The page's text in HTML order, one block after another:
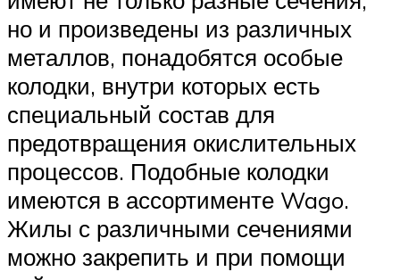
но и произведены из различных
металлов, понадобятся особые
колодки, внутри которых есть
специальный состав для
предотвращения окислительных
процессов. Подобные колодки
имеются в ассортименте Wago.
Жилы с различными сечениями
можно закрепить и при помощи